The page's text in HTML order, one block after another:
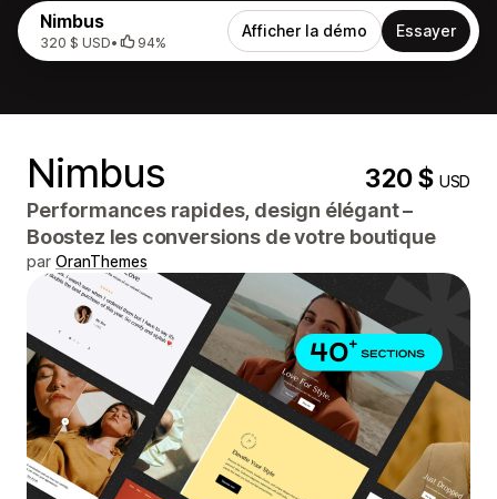
Nimbus
320 $ USD• 94%
Afficher la démo Essayer
Nimbus 320 $USD
Performances rapides, design élégant –
Boostez les conversions de votre boutique
par OranThemes